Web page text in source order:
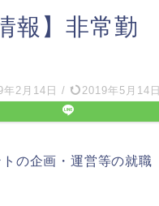
報】非常勤
年2月14日 / 2019年5月14日
の企画・運営等の就職